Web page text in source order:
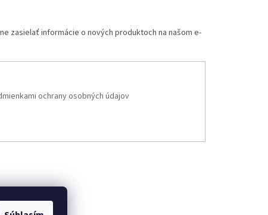
zasielať informácie o nových produktoch na našom e-
ochrany osobných údajov